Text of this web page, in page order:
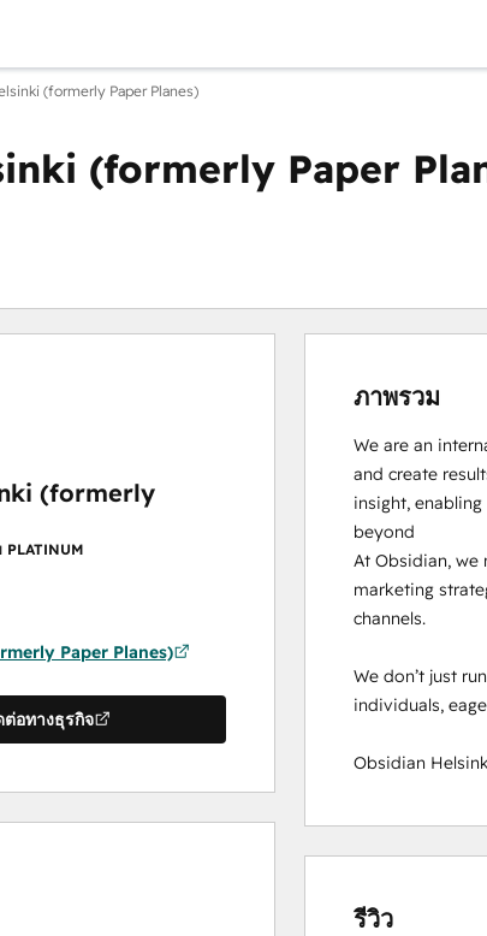
(formerly Paper Planes)
(formerly Paper
(formerly
PLATINUM
Paper Planes)
อทางธุรกิจ
ภาพรวม
We are an
and create
insight,
beyond
At Obsidian, we
marketing
channels.
We don’t just
individuals,
Obsidian
รีวิว